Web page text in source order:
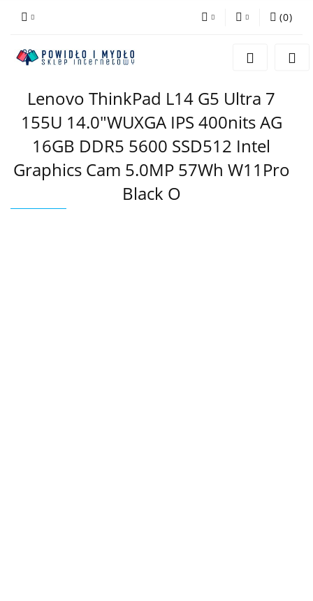
Zaloguj się
Dodaj zgłoszenie
(0)
Lenovo ThinkPad L14 G5 Ultra 7
155U 14.0"WUXGA IPS 400nits AG
16GB DDR5 5600 SSD512 Intel
Graphics Cam 5.0MP 57Wh W11Pro
Black O